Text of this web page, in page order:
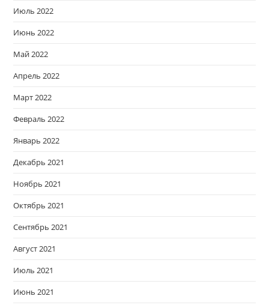
Июль 2022
Июнь 2022
Май 2022
Апрель 2022
Март 2022
Февраль 2022
Январь 2022
Декабрь 2021
Ноябрь 2021
Октябрь 2021
Сентябрь 2021
Август 2021
Июль 2021
Июнь 2021